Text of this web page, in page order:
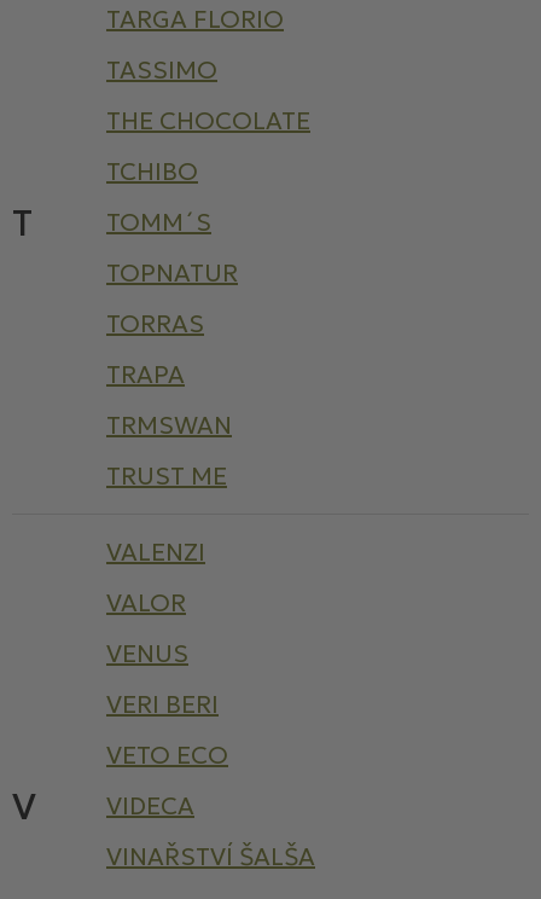
T
TARGA FLORIO
TASSIMO
THE CHOCOLATE
TCHIBO
TOMM´S
TOPNATUR
TORRAS
TRAPA
TRMSWAN
TRUST ME
V
VALENZI
VALOR
VENUS
VERI BERI
VETO ECO
VIDECA
VINAŘSTVÍ ŠALŠA